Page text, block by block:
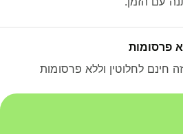
חינם לחלוטין וללא פרסומות